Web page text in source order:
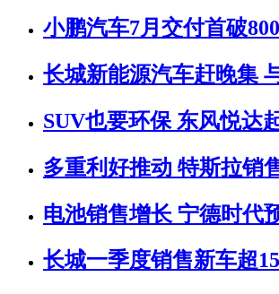
小鹏汽车7月交付首破
长城新能源汽车赶晚集
SUV也要环保 东风悦达
多重利好推动 特斯拉销
电池销售增长 宁德时代
长城一季度销售新车超